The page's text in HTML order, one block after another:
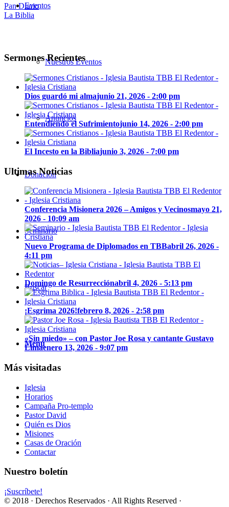
Eventos
Nuestros Eventos
Anuncios
Donación
Seminario
Buscar
Menú
Pan Diario
La Biblia
Sermones Recientes
Dios guardó mi almajunio 21, 2026 - 2:00 pm
Entendiendo el Sufrimientojunio 14, 2026 - 2:00 pm
El Incesto en la Bibliajunio 3, 2026 - 7:00 pm
Ultimas Noticias
Conferencia Misionera 2026 – Amigos y Vecinosmayo 21,
2026 - 10:09 am
Nuevo Programa de Diplomados en TBBabril 26, 2026 -
4:11 pm
Domingo de Resurrecciónabril 4, 2026 - 5:13 pm
¡Esgrima 2026!febrero 8, 2026 - 2:58 pm
«Sin miedo» – con Pastor Joe Rosa y cantante Gustavo
Limaenero 13, 2026 - 9:07 pm
Más visitadas
Iglesia
Horarios
Campaña Pro-templo
Pastor David
Quién es Dios
Misiones
Casas de Oración
Contactar
Nuestro boletín
¡Suscríbete!
© 2018 · Derechos Reservados · All Rights Reserved ·